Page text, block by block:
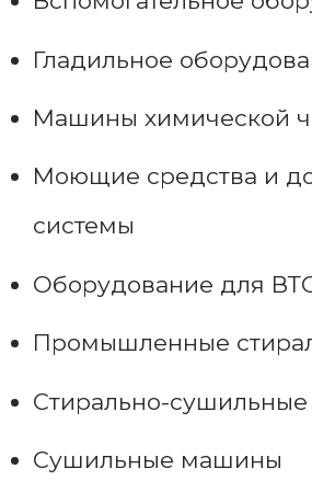
Гладильное
Машины химической
Моющие средства и
системы
Оборудование для
Промышленные
Стирально-
Сушильные машины